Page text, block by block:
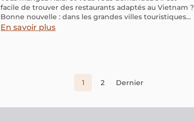
facile de trouver des restaurants adaptés au Vietnam ?
Bonne nouvelle : dans les grandes villes touristiques
comme Hanoï, Sapa, Da Nang ou Saïgon, plusieurs
restaurants Halal fiables à travers le Vietnam.
En savoir plus
1 2 Dernier